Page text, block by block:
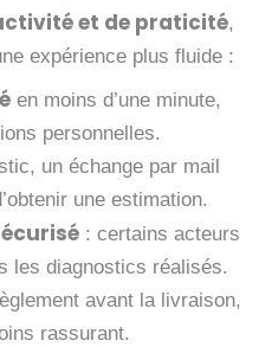
et de praticité,
expérience plus fluide :
en moins d’une minute,
personnelles.
un échange par mail
une estimation.
: certains acteurs
les diagnostics réalisés.
avant la livraison,
rassurant.